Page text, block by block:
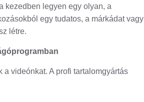
kezedben legyen egy olyan, a
egy tudatos, a márkádat vagy
létre.
a videónkat. A profi tartalomgyártás